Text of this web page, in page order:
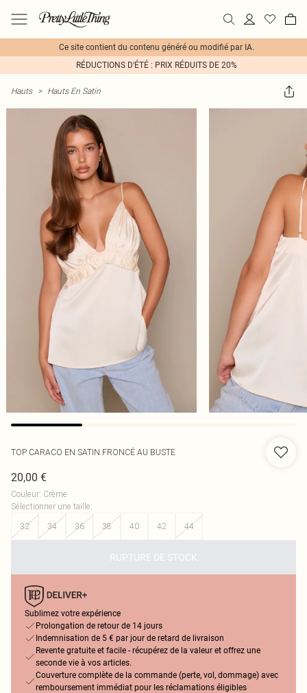
Ce site contient du contenu généré ou modifié par IA.
RÉDUCTIONS D'ÉTÉ : PRIX RÉDUITS DE 20%
Hauts > Hauts En Satin
TOP CARACO EN SATIN FRONCÉ AU BUSTE
20,00 €
Couleur: Crème
Sélectionner une taille:
32
34 36 38 40 42 44
RUPTURE DE STOCK
Sublimez votre expérience
Prolongation de retour de 14 jours
Indemnisation de 5 € par jour de retard de livraison
Revente gratuite et facile - récupérez de la valeur et offrez une
seconde vie à vos articles.
Couverture complète de la commande (perte, vol, dommage) avec
remboursement immédiat pour les réclamations éligibles